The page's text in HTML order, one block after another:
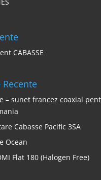
CABASSE
– sunet francez coaxial
Cabasse Pacific 3SA
Ocean
Flat 180 (Halogen Free)